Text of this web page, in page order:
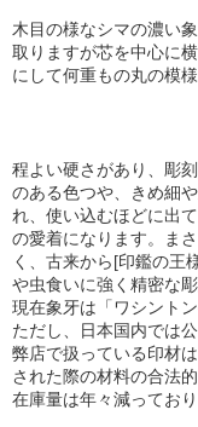
木目の様なシマの濃い
取りますが芯を中心に
にして何重もの丸の模
程よい硬さがあり、彫
のある色つや、きめ細
れ、使い込むほどに出
の愛着になります。ま
く、古来から[印鑑の王
や虫食いに強く精密な
現在象牙は「ワシント
ただし、日本国内では
弊店で扱っている印材
された際の材料の合法
在庫量は年々減ってお